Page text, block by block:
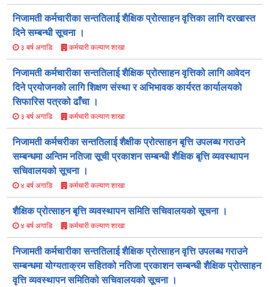
निजामती कर्मचारीका सन्ततिलाई शैक्षिक प्रोत्साहन वृत्तिका लागि दरखास्त
दिने सम्बन्धी सूचना ।
३ बर्ष अगाडि कर्मचारी कल्याण शाखा
निजामती कर्मचारीका सन्ततिलाई शैक्षिक प्रोत्साहन वृत्तिको लागि आवेदन
दिने प्रयोजनको लागि शिक्षण संस्था र अभिभावक कार्यरत कार्यालयको
सिफारिस पत्रको ढाँचा ।
३ बर्ष अगाडि कर्मचारी कल्याण शाखा
निजामती कर्मचरीका सन्ततिलाई शैक्षीक प्रोत्साहन बृत्ति उपलब्ध गराउने
सम्बन्धमा अन्तिम नतिजा सूची प्रकाशन सम्बन्धी शैक्षिक बृत्ति व्यवस्थापन
सचिवालयको सूचना ।
४ बर्ष अगाडि कर्मचारी कल्याण शाखा
शैक्षिक प्रोत्साहन बृत्ति व्यवस्थापन समिति सचिवालयको सूचना ।
४ बर्ष अगाडि कर्मचारी कल्याण शाखा
निजामती कर्मचारीका सन्ततिलाई शैक्षिक प्रोत्साहन वृत्ति उपलब्ध गराउने
सम्बन्धमा योग्यताक्रम सहितको नतिजा प्रकाशन सम्बन्धी शैक्षिक प्रोत्साहन
वृत्ति व्यवस्थापन समितिको सचिवालयको सूचना ।